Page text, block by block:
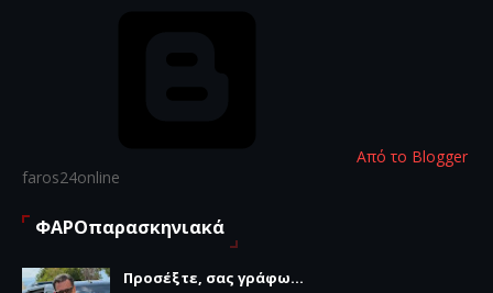
Από το Blogger
faros24online
ΦΑΡΟπαρασκηνιακά
Προσέξτε, σας γράφω...